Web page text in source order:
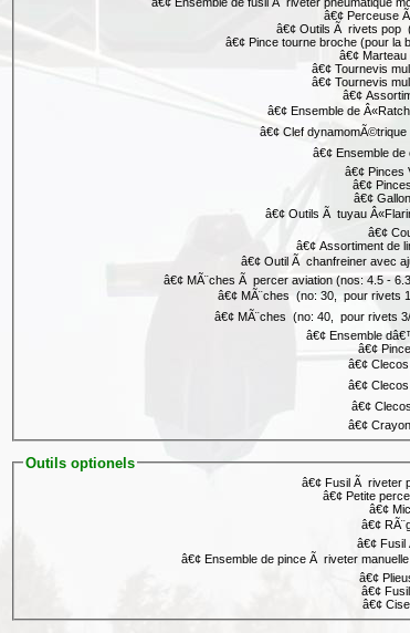
â€¢ Perceuse
â€¢ Outils Ã rivets pop
â€¢ Pince tourne broche (pour la
â€¢
â€¢ Tournevis
â€¢ Tournevis
â€¢
â€¢ Ensemble de
â€¢ Clef
â€¢ Ensemble de
â€¢ Pinces
â€¢
â€¢
â€¢ Outils Ã tuyau
â€¢
â€¢ Assortiment de
â€¢ Outil Ã chanfreiner avec
â€¢ MÃ¨ches Ã percer aviation (nos: 4.5 -
â€¢ MÃ¨ches (no: 30, pour rivets
â€¢ MÃ¨ches (no: 40, pour rivets
â€¢ Ensemble
â€¢
â€¢
â€¢ Clecos
â€¢
â€¢
Outils optionels
â€¢ Fusil Ã riveter
â€¢ Petite
â€¢
â€¢
â€¢ Fusil
â€¢ Ensemble de pince Ã riveter
â€¢
â€¢
â€¢